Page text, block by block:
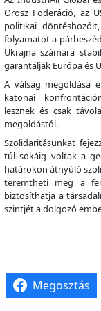
Orosz Föderáció, az
politikai
folyamatot a
Ukrajna számára
garantálják Európa és
A válság megoldása
katonai
lesznek és csak
megoldástól.
Szolidaritásunkat
túl sokáig voltak a
határokon átnyúló
teremtheti meg a
biztosíthatja a
szintjét a dolgozó
Megosztás